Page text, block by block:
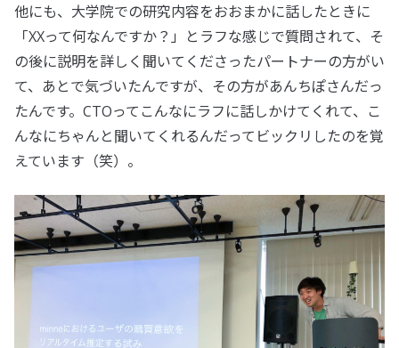
他にも、大学院での研究内容をおおまかに話したときに
「XXって何なんですか？」とラフな感じで質問されて、そ
の後に説明を詳しく聞いてくださったパートナーの方がい
て、あとで気づいたんですが、その方があんちぽさんだっ
たんです。CTOってこんなにラフに話しかけてくれて、こ
んなにちゃんと聞いてくれるんだってビックリしたのを覚
えています（笑）。